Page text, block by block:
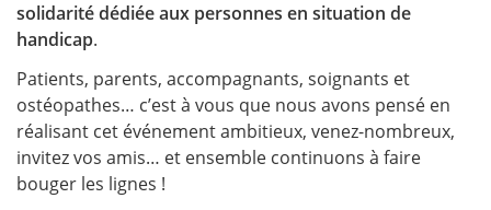
solidarité dédiée aux personnes en situation de
handicap.
Patients, parents, accompagnants, soignants et
ostéopathes… c’est à vous que nous avons pensé en
réalisant cet événement ambitieux, venez-nombreux,
invitez vos amis… et ensemble continuons à faire
bouger les lignes !